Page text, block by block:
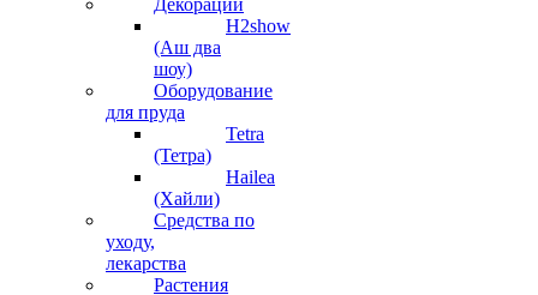
Декорации
H2show
(Аш два
шоу)
Оборудование
для пруда
Tetra
(Тетра)
Hailea
(Хайли)
Средства по
уходу,
лекарства
Растения